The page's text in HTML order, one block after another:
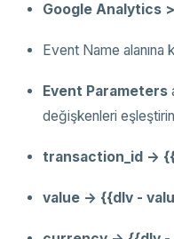
Google Analytics
Event Name alanına
Event Parameters
değişkenleri
transaction_id ->
value -> {{dlv -